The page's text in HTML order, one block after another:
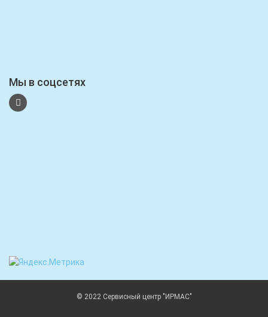
Мы в соцсетях
© 2022 Сервисный центр "ИРМАС"